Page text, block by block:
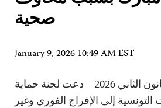
صحية
January 9, 2026 10:49 AM EST
نيويورك، 8 يناير/كانون الثاني 2026—دعت لجنة حماية
إلى الإفراج الفوري وغير